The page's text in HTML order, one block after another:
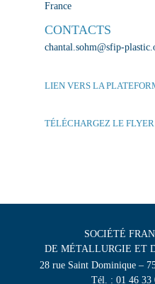
France
CONTACTS
chantal.sohm@sfip-
LIEN VERS LA
TÉLÉCHARGEZ LE
SOCIÉTÉ
DE MÉTALLURGIE ET
28 rue Saint Dominique –
Tél. : 01 46 33